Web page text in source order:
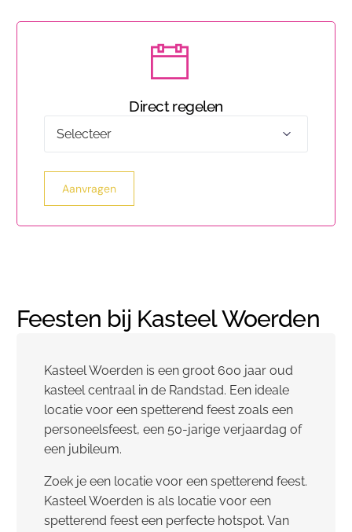
Direct regelen
Aanvragen
Feesten bij Kasteel Woerden
Kasteel Woerden is een groot 600 jaar oud
kasteel centraal in de Randstad. Een ideale
locatie voor een spetterend feest zoals een
personeelsfeest, een 50-jarige verjaardag of
een jubileum.
Zoek je een locatie voor een spetterend feest.
Kasteel Woerden is als locatie voor een
spetterend feest een perfecte hotspot. Van